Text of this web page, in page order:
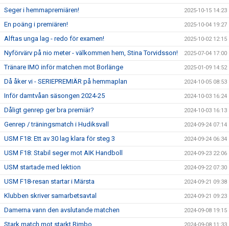
Seger i hemmapremiären! 2025-10-15 14:23
En poäng i premiären! 2025-10-04 19:27
Alftas unga lag - redo för examen! 2025-10-02 12:15
Nyförvärv på nio meter - välkommen hem, Stina Torvidsson! 2025-07-04 17:00
Tränare IMO inför matchen mot Borlänge 2025-01-09 14:52
Då åker vi - SERIEPREMIÄR på hemmaplan 2024-10-05 08:53
Inför damtvåan säsongen 2024-25 2024-10-03 16:24
Dåligt genrep ger bra premiär? 2024-10-03 16:13
Genrep / träningsmatch i Hudiksvall 2024-09-24 07:14
USM F18: Ett av 30 lag klara för steg 3 2024-09-24 06:34
USM F18: Stabil seger mot AIK Handboll 2024-09-23 22:06
USM startade med lektion 2024-09-22 07:30
USM F18-resan startar i Märsta 2024-09-21 09:38
Klubben skriver samarbetsavtal 2024-09-21 09:23
Damerna vann den avslutande matchen 2024-09-08 19:15
Stark match mot starkt Rimbo